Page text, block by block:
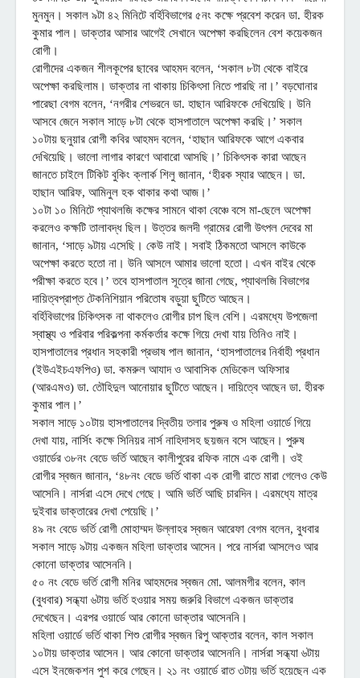
মুনমুন। সকাল ৯টা ৪২ মিনিটে বর্হিবিভাগের ৫নং কক্ষে প্রবেশ করেন ডা. হীরক
কুমার পাল। ডাক্তার আসার আগেই সেখানে অপেক্ষা করছিলেন বেশ কয়েকজন
রোগী।
রোগীদের একজন শীলকূপের ছাবের আহমদ বলেন, ‘সকাল ৮টা থেকে বাইরে
অপেক্ষা করছিলাম। ডাক্তার না থাকায় চিকিৎসা নিতে পারছি না।’ বড়ঘোনার
পারেছা বেগম বলেন, ‘নগরীর শেভরনে ডা. হাছান আরিফকে দেখিয়েছি। উনি
আসবে জেনে সকাল সাড়ে ৮টা থেকে হাসপাতালে অপেক্ষা করছি।’ সকাল
১০টায় ছনুয়ার রোগী কবির আহমদ বলেন, ‘হাছান আরিফকে আগে একবার
দেখিয়েছি। ভালো লাগার কারণে আবারো আসছি।’ চিকিৎসক কারা আছেন
জানতে চাইলে টিকিট বুকিং ক্লার্ক শিলু জানান, ‘হীরক স্যার আছেন। ডা.
হাছান আরিফ, আমিনুল হক থাকার কথা আজ।’
১০টা ১০ মিনিটে প্যাথলজি কক্ষের সামনে থাকা বেঞ্চে বসে মা-ছেলে অপেক্ষা
করলেও কক্ষটি তালাবদ্ধ ছিল। উত্তর জলদী গ্রামের রোগী উৎপল দেবের মা
জানান, ‘সাড়ে ৯টায় এসেছি। কেউ নাই। সবাই ঠিকমতো আসলে কাউকে
অপেক্ষা করতে হতো না। উনি আসলে আমার ভালো হতো। এখন বাইর থেকে
পরীক্ষা করতে হবে।’ তবে হাসপাতাল সূত্রে জানা গেছে, প্যাথলজি বিভাগের
দায়িত্বপ্রাপ্ত টেকনিশিয়ান পরিতোষ বড়ুয়া ছুটিতে আছেন।
বর্হিবিভাগের চিকিৎসক না থাকলেও রোগীর চাপ ছিল বেশি। এরমধ্যে উপজেলা
স্বাস্থ্য ও পরিবার পরিকল্পনা কর্মকর্তার কক্ষে গিয়ে দেখা যায় তিনিও নাই।
হাসপাতালের প্রধান সহকারী প্রভাষ পাল জানান, ‘হাসপাতালের নির্বাহী প্রধান
(ইউএইচএফপিও) ডা. কমরুল আযাদ ও আবাসিক মেডিকেল অফিসার
(আরএমও) ডা. তৌহিদুল আনোয়ার ছুটিতে আছেন। দায়িত্বে আছেন ডা. হীরক
কুমার পাল।’
সকাল সাড়ে ১০টায় হাসপাতালের দ্বিতীয় তলার পুরুষ ও মহিলা ওয়ার্ডে গিয়ে
দেখা যায়, নার্সিং কক্ষে সিনিয়র নার্স নাহিদাসহ ছয়জন বসে আছেন। পুরুষ
ওয়ার্ডের ৩৮নং বেডে ভর্তি আছেন কালীপুরের রফিক নামে এক রোগী। ওই
রোগীর স্বজন জানান, ‘৪৮নং বেডে ভর্তি থাকা এক রোগী রাতে মারা গেলেও কেউ
আসেনি। নার্সরা এসে দেখে গেছে। আমি ভর্তি আছি চারদিন। এরমধ্যে মাত্র
দুইবার ডাক্তারের দেখা পেয়েছি।’
৪৯ নং বেডে ভর্তি রোগী মোহাম্মদ উল্লাহর স্বজন আরেফা বেগম বলেন, বুধবার
সকাল সাড়ে ৯টায় একজন মহিলা ডাক্তার আসেন। পরে নার্সরা আসলেও আর
কোনো ডাক্তার আসেননি।
৫০ নং বেডে ভর্তি রোগী মনির আহমদের স্বজন মো. আলমগীর বলেন, কাল
(বুধবার) সন্ধ্যা ৬টায় ভর্তি হওয়ার সময় জরুরি বিভাগে একজন ডাক্তার
দেখেছেন। এরপর ওয়ার্ডে আর কোনো ডাক্তার আসেননি।
মহিলা ওয়ার্ডে ভর্তি থাকা শিশু রোগীর স্বজন রিপু আক্তার বলেন, কাল সকাল
১০টায় ডাক্তার আসেন। আর কোনো ডাক্তার আসেননি। নার্সরা সন্ধ্যা ৬টায়
এসে ইনজেকশন পুশ করে গেছেন। ২১ নং ওয়ার্ডে রাত ৩টায় ভর্তি হয়েছেন এক